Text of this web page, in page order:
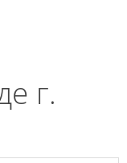
г.